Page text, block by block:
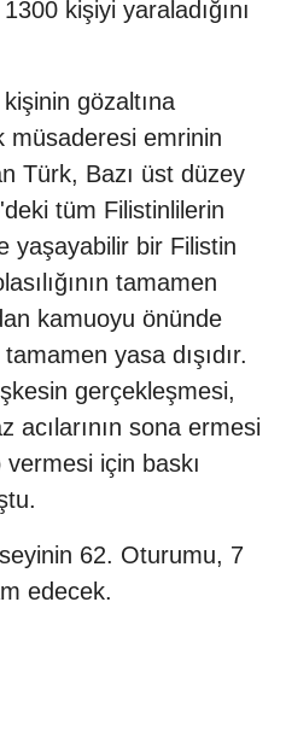
kişiyi yaraladığını
gözaltına
müsaderesi emrinin
Türk, Bazı üst düzey
tüm Filistinlilerin
yaşayabilir bir Filistin
tamamen
kamuoyu önünde
yasa dışıdır.
gerçekleşmesi,
acılarının sona ermesi
için baskı
62. Oturumu, 7
edecek.